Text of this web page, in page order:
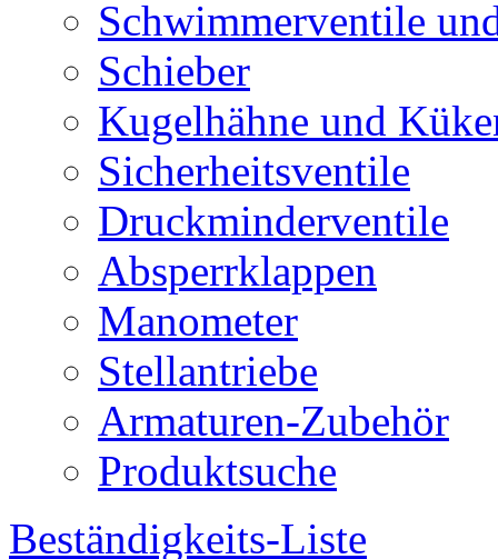
Schwimmerventile
Schieber
Kugelhähne und
Sicherheitsventile
Druckminderventile
Absperrklappen
Manometer
Stellantriebe
Armaturen-Zubehör
Produktsuche
Beständigkeits-Liste